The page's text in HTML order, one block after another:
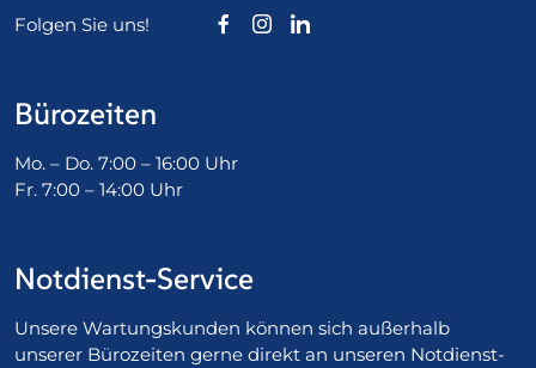
Folgen Sie uns!
Bürozeiten
Mo. – Do. 7:00 – 16:00 Uhr
Fr. 7:00 – 14:00 Uhr
Notdienst-Service
Unsere Wartungskunden können sich außerhalb
unserer Bürozeiten gerne direkt an unseren Notdienst-